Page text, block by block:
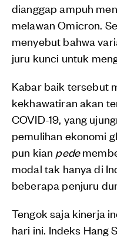
dianggap ampuh
melawan Omicron.
menyebut bahwa
juru kunci untuk
Kabar baik tersebut
kekhawatiran akan
COVID-19, yang
pemulihan ekonomi
pun kian pede
modal tak hanya di
beberapa penjuru
Tengok saja kinerja
hari ini. Indeks Hang